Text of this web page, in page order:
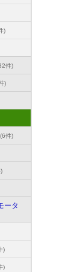
)
件)
)
(6件)
ータ
)
)